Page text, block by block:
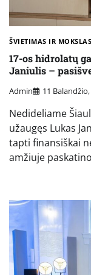
ŠVIETIMAS IR MOKSLAS
17-os hidrolatų
Janiulis –
Admin 11
Nedideliame
užaugęs Lukas
tapti finansiškai
amžiuje